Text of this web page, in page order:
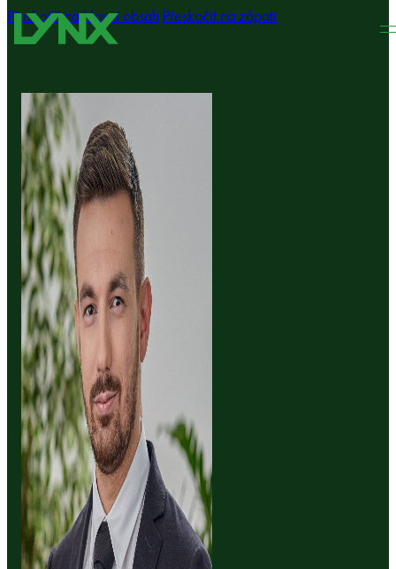
Přeskočit na hlavní obsah Přeskočit na zápatí